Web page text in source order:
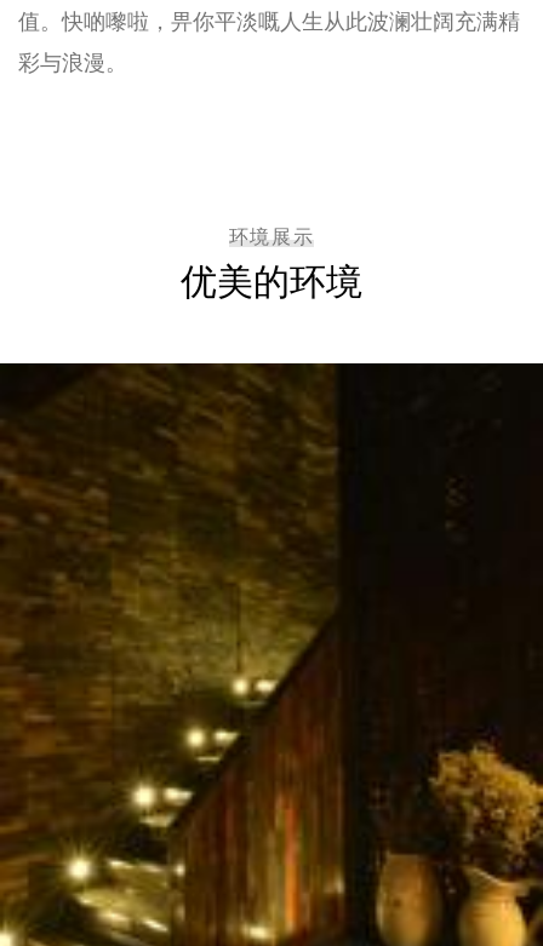
值。快啲嚟啦，畀你平淡嘅人生从此波澜壮阔充满精
彩与浪漫。
环境展示
优美的环境